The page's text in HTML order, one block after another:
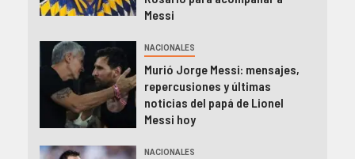
Messi
NACIONALES
Murió Jorge Messi: mensajes,
repercusiones y últimas
noticias del papá de Lionel
Messi hoy
NACIONALES